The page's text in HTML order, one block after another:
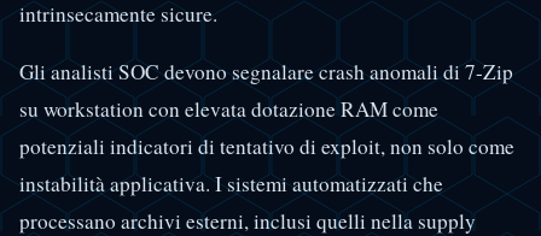
intrinsecamente sicure.
Gli analisti SOC devono segnalare crash anomali di 7-Zip
su workstation con elevata dotazione RAM come
potenziali indicatori di tentativo di exploit, non solo come
instabilità applicativa. I sistemi automatizzati che
processano archivi esterni, inclusi quelli nella supply